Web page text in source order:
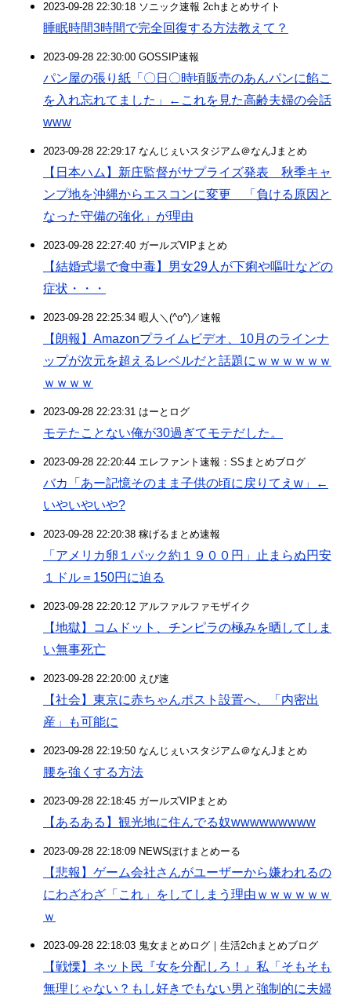
2023-09-28 22:30:18 ソニック速報 2chまとめサイト
睡眠時間3時間で完全回復する方法教えて？
2023-09-28 22:30:00 GOSSIP速報
パン屋の張り紙「〇日〇時頃販売のあんパンに餡こ
を入れ忘れてました」←これを見た高齢夫婦の会話
www
2023-09-28 22:29:17 なんじぇいスタジアム＠なんJまとめ
【日本ハム】新庄監督がサプライズ発表 秋季キャ
ンプ地を沖縄からエスコンに変更 「負ける原因と
なった守備の強化」が理由
2023-09-28 22:27:40 ガールズVIPまとめ
【結婚式場で食中毒】男女29人が下痢や嘔吐などの
症状・・・
2023-09-28 22:25:34 暇人＼(^o^)／速報
【朗報】Amazonプライムビデオ、10月のラインナ
ップが次元を超えるレベルだと話題にｗｗｗｗｗｗ
ｗｗｗｗ
2023-09-28 22:23:31 はーとログ
モテたことない俺が30過ぎてモテだした。
2023-09-28 22:20:44 エレファント速報：SSまとめブログ
バカ「あー記憶そのまま子供の頃に戻りてえw」←
いやいやいや?
2023-09-28 22:20:38 稼げるまとめ速報
「アメリカ卵１パック約１９００円」止まらぬ円安
１ドル＝150円に迫る
2023-09-28 22:20:12 アルファルファモザイク
【地獄】コムドット、チンピラの極みを晒してしま
い無事死亡
2023-09-28 22:20:00 えび速
【社会】東京に赤ちゃんポスト設置へ、「内密出
産」も可能に
2023-09-28 22:19:50 なんじぇいスタジアム＠なんJまとめ
腰を強くする方法
2023-09-28 22:18:45 ガールズVIPまとめ
【あるある】観光地に住んでる奴wwwwwwwww
2023-09-28 22:18:09 NEWSぽけまとめーる
【悲報】ゲーム会社さんがユーザーから嫌われるの
にわざわざ「これ」をしてしまう理由ｗｗｗｗｗｗ
ｗ
2023-09-28 22:18:03 鬼女まとめログ｜生活2chまとめブログ
【戦慄】ネット民『女を分配しろ！』私「そもそも
無理じゃない？もし好きでもない男と強制的に夫婦